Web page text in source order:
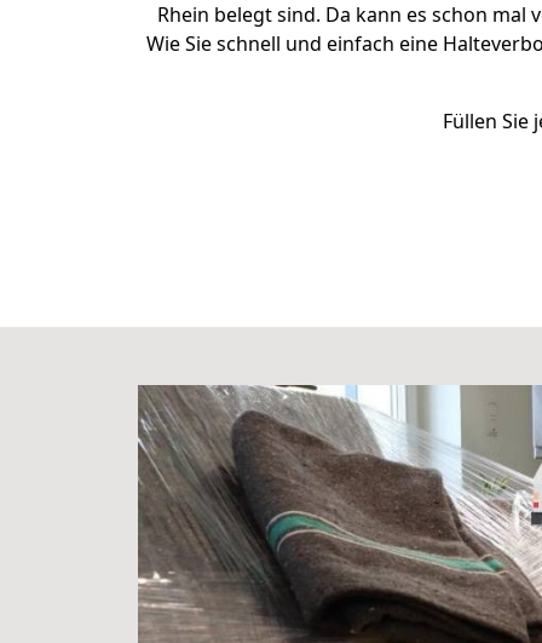
Rhein belegt sind. Da kann es schon
Wie Sie schnell und einfach eine
Füllen Sie